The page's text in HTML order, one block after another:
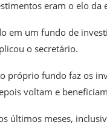
eram o elo
em um fundo de
o secretário.
próprio fundo faz os
voltam e
últimos meses,